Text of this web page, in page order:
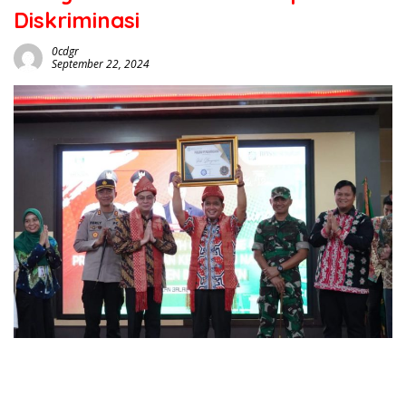
Diskriminasi
0cdgr
September 22, 2024